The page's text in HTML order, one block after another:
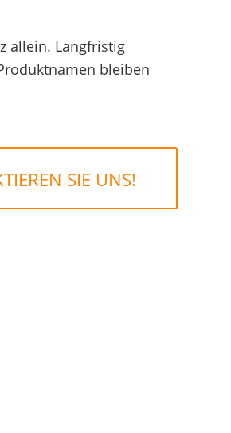
allein. Langfristig
bleiben
SIE UNS!